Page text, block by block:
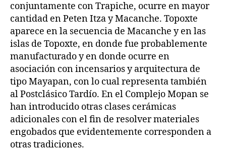
conjuntamente con Trapiche, ocurre en mayor
cantidad en Peten Itza y Macanche. Topoxte
aparece en la secuencia de Macanche y en las
islas de Topoxte, en donde fue probablemente
manufacturado y en donde ocurre en
asociación con incensarios y arquitectura de
tipo Mayapan, con lo cual representa también
al Postclásico Tardío. En el Complejo Mopan se
han introducido otras clases cerámicas
adicionales con el fin de resolver materiales
engobados que evidentemente corresponden a
otras tradiciones.